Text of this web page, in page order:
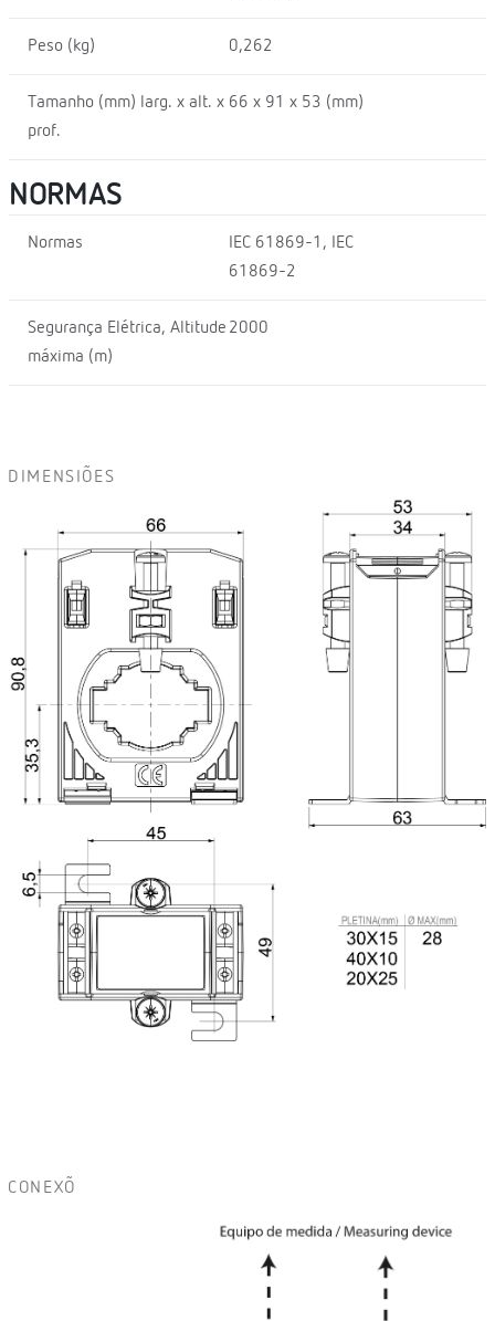
Peso (kg) 0,262
Tamanho (mm) larg. x alt. x
prof.
66 x 91 x 53 (mm)
NORMAS
Normas
IEC 61869-1, IEC
61869-2
Segurança Elétrica, Altitude
máxima (m)
2000
DIMENSIÕES
CONEXÕ